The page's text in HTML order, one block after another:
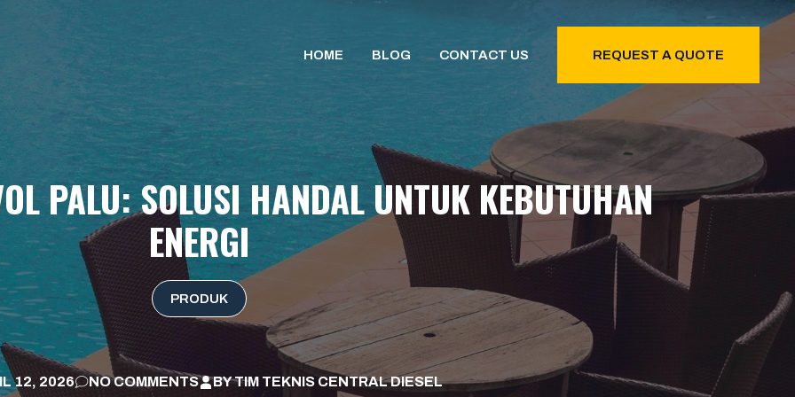
HOME BLOG CONTACT US REQUEST A QUOTE
PALU: SOLUSI HANDAL UNTUK KEBUTUHAN
ENERGI
PRODUK
12, 2026 NO COMMENTS BYTIM TEKNIS CENTRAL DIESEL